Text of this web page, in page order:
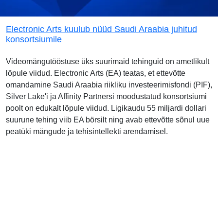
Electronic Arts kuulub nüüd Saudi Araabia juhitud
konsortsiumile
Videomängutööstuse üks suurimaid tehinguid on ametlikult
lõpule viidud. Electronic Arts (EA) teatas, et ettevõtte
omandamine Saudi Araabia riikliku investeerimisfondi (PIF),
Silver Lake'i ja Affinity Partnersi moodustatud konsortsiumi
poolt on edukalt lõpule viidud. Ligikaudu 55 miljardi dollari
suurune tehing viib EA börsilt ning avab ettevõtte sõnul uue
peatüki mängude ja tehisintellekti arendamisel.